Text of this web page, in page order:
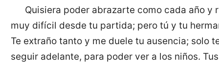
Quisiera poder abrazarte como cada año
muy difícil desde tu partida; pero tú y tu
Te extraño tanto y me duele tu ausencia; solo
seguir adelante, para poder ver a los niños.